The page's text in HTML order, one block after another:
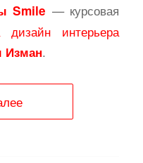
Smile — курсовая
дизайн интерьера
Изман.